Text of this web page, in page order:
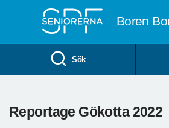
Boren
Sök
Reportage Gökotta 2022